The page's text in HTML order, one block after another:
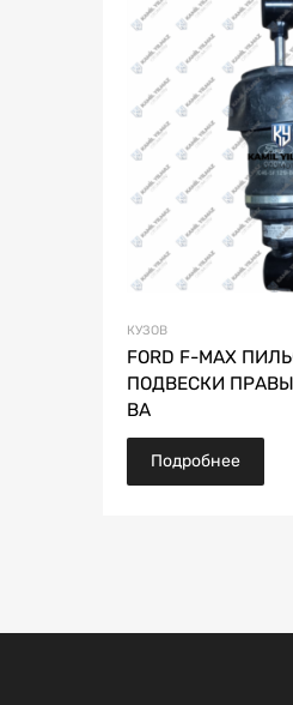
КУЗОВ
FORD F-MAX
ПОДВЕСКИ
BA
Подробнее